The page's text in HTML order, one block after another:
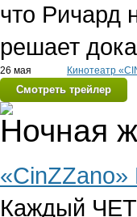
что Ричард
решает
26 мая Кинотеатр
Смотреть трейлер
Ночная
«CinZZano»
Каждый